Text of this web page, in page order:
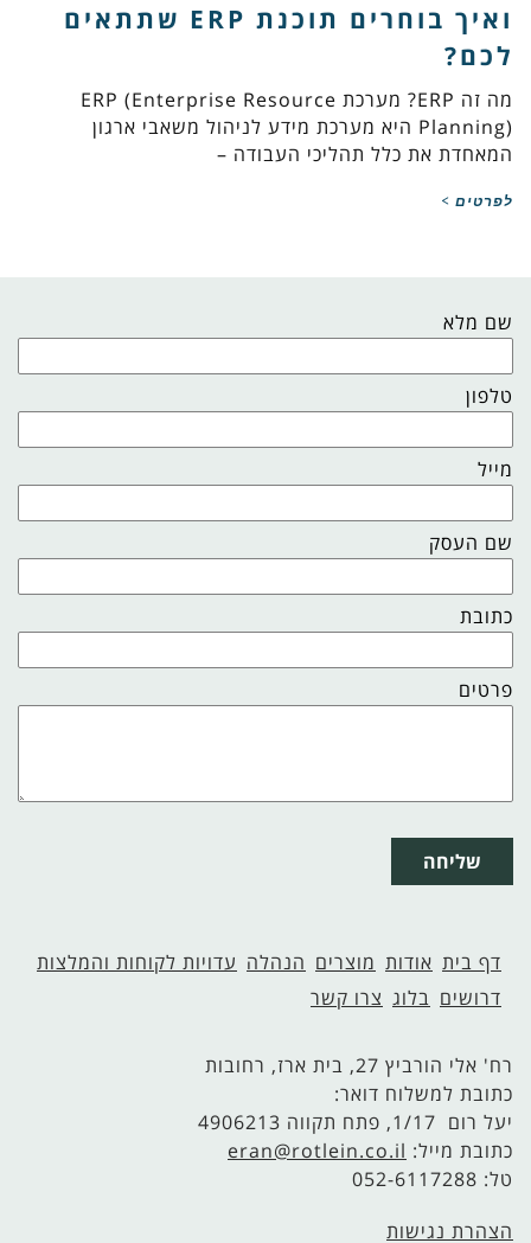
ואיך בוחרים תוכנת ERP שתתאים
לכם?
מה זה ERP? מערכת ERP (Enterprise Resource
Planning) היא מערכת מידע לניהול משאבי ארגון
המאחדת את כלל תהליכי העבודה –
לפרטים >
שם מלא
טלפון
מייל
שם העסק
כתובת
פרטים
שליחה
דף בית אודות מוצרים הנהלה עדויות לקוחות והמלצות
דרושים בלוג צרו קשר
רח' אלי הורביץ 27, בית ארז, רחובות
כתובת למשלוח דואר:
יעל רום 1/17, פתח תקווה 4906213
כתובת מייל: eran@rotlein.co.il
טל: 052-6117288
הצהרת נגישות